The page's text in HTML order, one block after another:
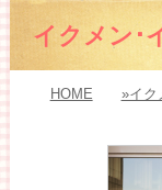
イクメン･
HOME »イク